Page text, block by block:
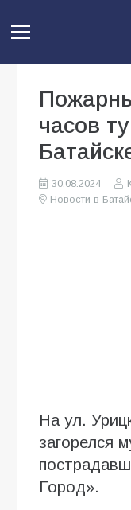
часов
30.08.2024
Новости в
На ул.
загорелся
Город».